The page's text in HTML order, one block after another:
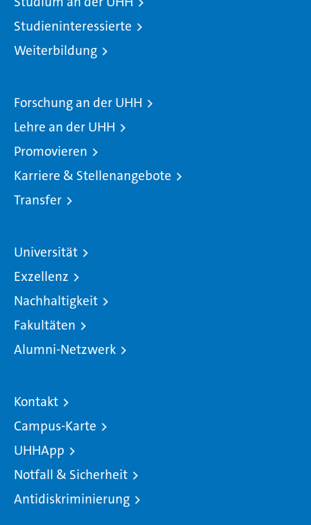
Studieninteressierte
Weiterbildung
Forschung an der UHH
Lehre an der UHH
Promovieren
Karriere & Stellenangebote
Transfer
Universität
Exzellenz
Nachhaltigkeit
Fakultäten
Alumni-Netzwerk
Kontakt
Campus-Karte
UHHApp
Notfall & Sicherheit
Antidiskriminierung